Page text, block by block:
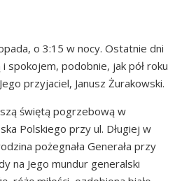
o 3:15 w nocy. Ostatnie dni
spokojem, podobnie, jak pół roku
przyjaciel, Janusz Żurakowski.
świętą pogrzebową w
Polskiego przy ul. Długiej w
pożegnała Generała przy
na Jego mundur generalski